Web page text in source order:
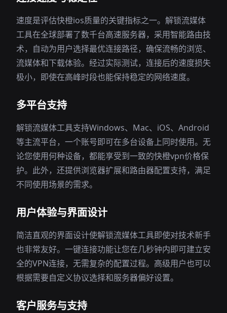
速度是评估快橙ios质量的关键指标之一。解锁流媒体
工具在全球部署了数千台高速服务器，采用智能路由技
术，自动为用户选择最优连接路径，确保流畅的浏览、
流媒体和下载体验。经过实际测试，连接后的速度损失
极小，即使在高峰时段也能保持稳定的网络速度。
多平台支持
解锁流媒体工具支持Windows、Mac、iOS、Android
等主流平台，一个账号即可在多台设备上同时使用。无
论您使用何种设备，都能享受到一致的快橙vpn价格保
护。此外，还提供浏览器扩展和路由器配置支持，满足
不同使用场景的需求。
用户体验与界面设计
简洁直观的界面设计使解锁流媒体工具即使对技术新手
也非常友好。一键连接功能让您在几秒钟内即可建立安
全的VPN连接，无需复杂的配置过程。高级用户也可以
根据需要自定义协议选择和服务器偏好设置。
客户服务与支持